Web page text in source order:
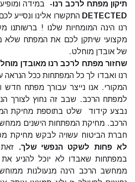
תיקון מפתח לרכב רנו-
במידה
DETECTED התקשרו אלינו ונסייע
רנו הינה המומחיות שלנו ! ברשותנו
מקצועי שיתקן לכם את המפתח שלא
של אובדן מוחלט.
שחזור מפתח לרכב רנו מאובדן
רנו ואבדו לך כל המפתחות ככל הנראה
המקורי. אנו נייצר עבורך מפתח חדש
למפתח הרכב. שבב זה נחוץ לצורך
נבצע קידוד שלט בתוספת מחיקת
הרכב. מחיקת המפתחות הישנים
חברת הביטוח עשויה לבקש מחיקת
לא פחות לשקט הנפשי שלך.זאת
במפתחות שאבדו לא יוכל להניע
ממחשב הרכב הינה מנעולנות